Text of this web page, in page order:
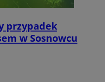
przypadek
w Sosnowcu